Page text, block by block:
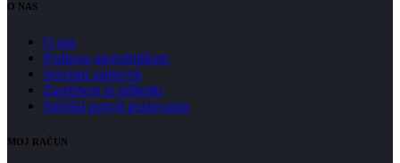
O NAS
O nas
Podpora uporabnikom
Servisni zahtevek
Zasebnost in piškotki
Splošni pogoji poslovanja
MOJ RAČUN